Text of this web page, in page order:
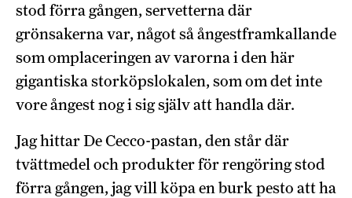
stod förra gången, servetterna där
grönsakerna var, något så ångestframkallande
som omplaceringen av varorna i den här
gigantiska storköpslokalen, som om det inte
vore ångest nog i sig själv att handla där.
Jag hittar De Cecco-pastan, den står där
tvättmedel och produkter för rengöring stod
förra gången, jag vill köpa en burk pesto att ha